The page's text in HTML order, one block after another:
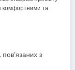
комфортними та
з